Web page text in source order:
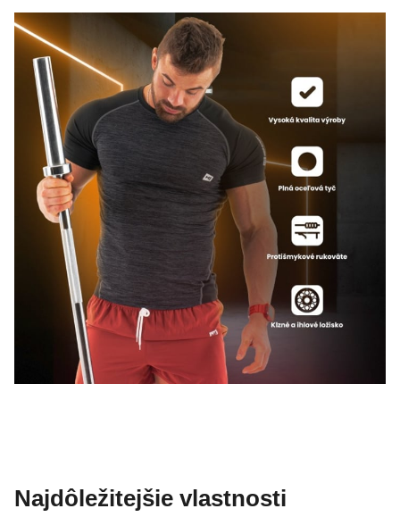
Najdôležitejšie vlastnosti